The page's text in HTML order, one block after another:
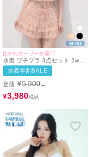
甘かわガーリー水着♡
水着 プチプラ 3点セット 2way
セット 体型カバー ハイウエス
ト フリル タンクトップ 脚カバ
ー シンプル ボトム リボン ス
カートタイプ ガーリー ピンク
ビキニ (M~XLサイズ対応) |
myMinette/マイミネット
水着早割SALE
定価 ¥5,900→
¥3,980